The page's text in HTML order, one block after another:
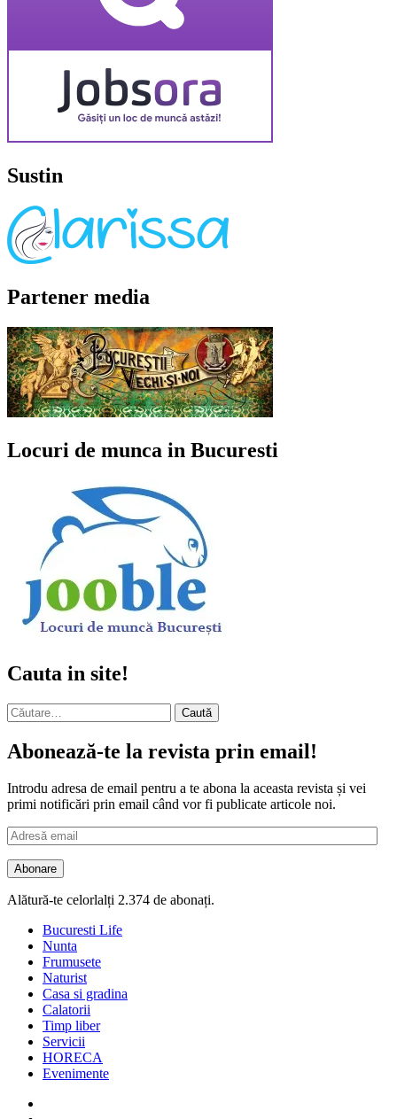
Sustin
Partener media
Locuri de munca in Bucuresti
Cauta in site!
Caută
după:
Abonează-te la revista prin email!
Introdu adresa de email pentru a te abona la aceasta revista și vei
primi notificări prin email când vor fi publicate articole noi.
Adresă
email
Abonare
Alătură-te celorlalți 2.374 de abonați.
Bucuresti Life
Nunta
Frumusete
Naturist
Casa si gradina
Calatorii
Timp liber
Servicii
HORECA
Evenimente